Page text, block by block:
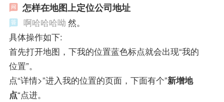
怎样在地图上定位公司地址
啊哈哈哈呦 然。
具体操作如下:
首先打开地图，下我的位置蓝色标点就会出现“我的
位置”。
点“详情>”进入我的位置的页面，下面有个”新增地
点“点进。